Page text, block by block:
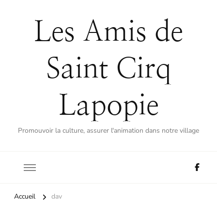
Les Amis de
Saint Cirq
Lapopie
Promouvoir la culture, assurer l'animation dans notre village
Accueil dav